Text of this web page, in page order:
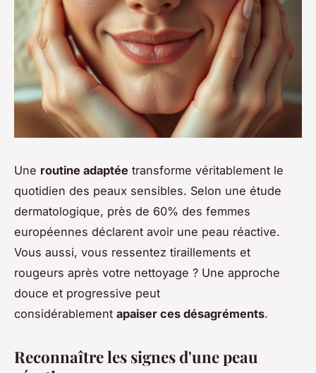
Une routine adaptée transforme véritablement le
quotidien des peaux sensibles. Selon une étude
dermatologique, près de 60% des femmes
européennes déclarent avoir une peau réactive.
Vous aussi, vous ressentez tiraillements et
rougeurs après votre nettoyage ? Une approche
douce et progressive peut
considérablement apaiser ces désagréments.
Reconnaître les signes d'une peau